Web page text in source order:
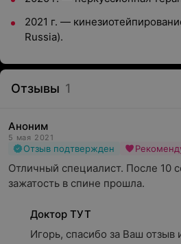
2021 г. —
Russia).
Отзывы 1
Аноним
5 мая 2021
Отзыв подтвержден
Отличный специалист. После 10
зажатость в спине прошла.
Доктор ТУТ
Игорь, спасибо за Ваш